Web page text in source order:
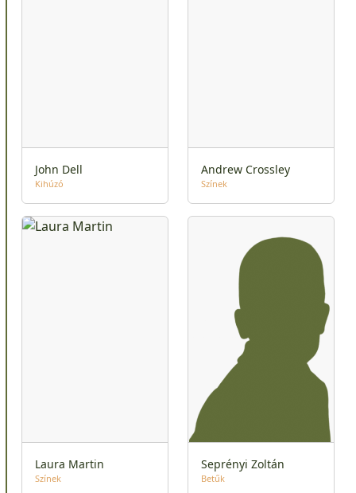
John Dell
Kihúzó
Andrew Crossley
Színek
Laura Martin
Színek
Seprényi Zoltán
Betűk